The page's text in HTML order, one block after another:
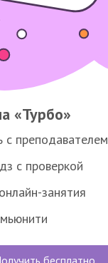
«Турбо»
с преподавателем
с проверкой
занятия
бесплатно